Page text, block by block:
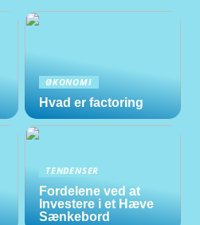
ØKONOMI
Hvad er factoring
TENDENSER
Fordelene ved at
Investere i et Hæve
Sænkebord